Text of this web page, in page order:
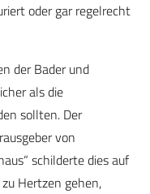
oder gar regelrecht
der Bader und
als die
sollten. Der
von
schilderte dies auf
Hertzen gehen,